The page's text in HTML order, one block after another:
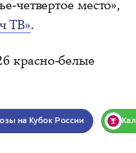
место»,
ТВ».
красно-белые
на Кубок России